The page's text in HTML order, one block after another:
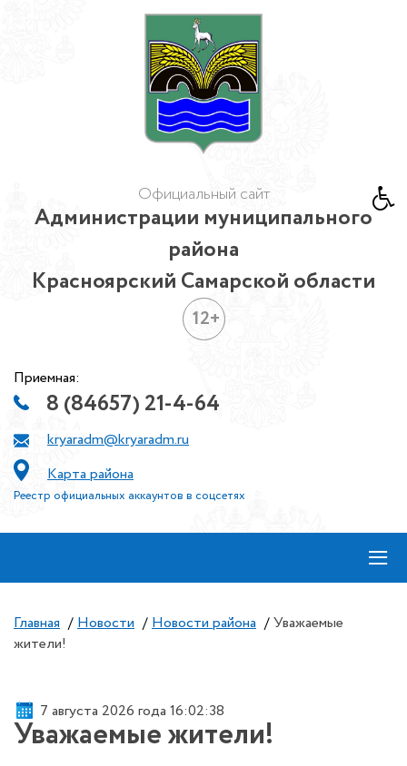
Официальный сайт
Администрации муниципального
района
Красноярский Самарской области
12+
Приемная:
8 (84657) 21-4-64
kryaradm@kryaradm.ru
Карта района
Реестр официальных аккаунтов в соцсетях
≡
Главная / Новости / Новости района / Уважаемые
жители!
7 августа 2026 года 16:02:38
Уважаемые жители!